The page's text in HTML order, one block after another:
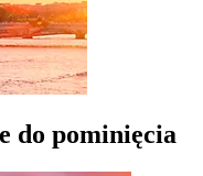
do pominięcia